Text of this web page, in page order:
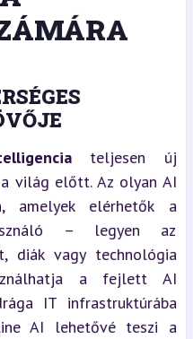
teljesen új
világ előtt. Az olyan AI
amelyek elérhetők a
– legyen az
diák vagy technológia
a fejlett AI
IT infrastruktúrába
AI lehetővé teszi a